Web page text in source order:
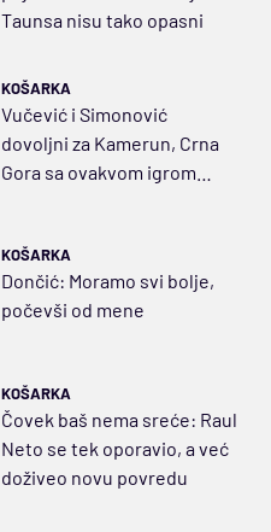
Taunsa nisu tako opasni
KOŠARKA
Vučević i Simonović
dovoljni za Kamerun, Crna
Gora sa ovakvom igrom
KOŠARKA
Dončić: Moramo svi bolje,
počevši od mene
KOŠARKA
Čovek baš nema sreće: Raul
Neto se tek oporavio, a već
doživeo novu povredu